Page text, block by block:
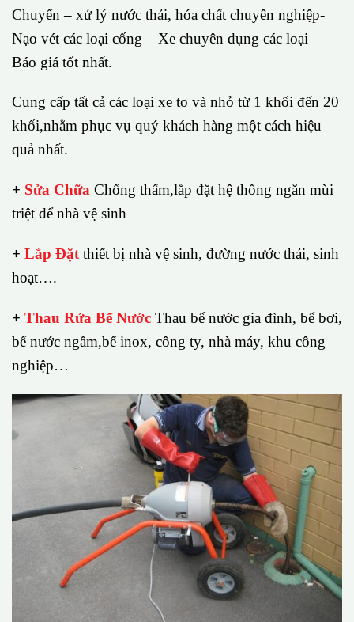
Chuyển – xử lý nước thải, hóa chất chuyên nghiệp-
Nạo vét các loại cống – Xe chuyên dụng các loại –
Báo giá tốt nhất.
Cung cấp tất cả các loại xe to và nhỏ từ 1 khối đến 20
khối,nhằm phục vụ quý khách hàng một cách hiệu
quả nhất.
+ Sửa Chữa Chống thấm,lắp đặt hệ thống ngăn mùi
triệt để nhà vệ sinh
+ Lắp Đặt thiết bị nhà vệ sinh, đường nước thải, sinh
hoạt….
+ Thau Rửa Bể Nước Thau bể nước gia đình, bể bơi,
bể nước ngầm,bể inox, công ty, nhà máy, khu công
nghiệp…